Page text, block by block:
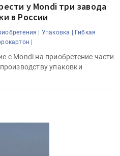
у Mondi три завода
в России
| Упаковка |
Гибкая
|
с Mondi на приобретение части
упаковки